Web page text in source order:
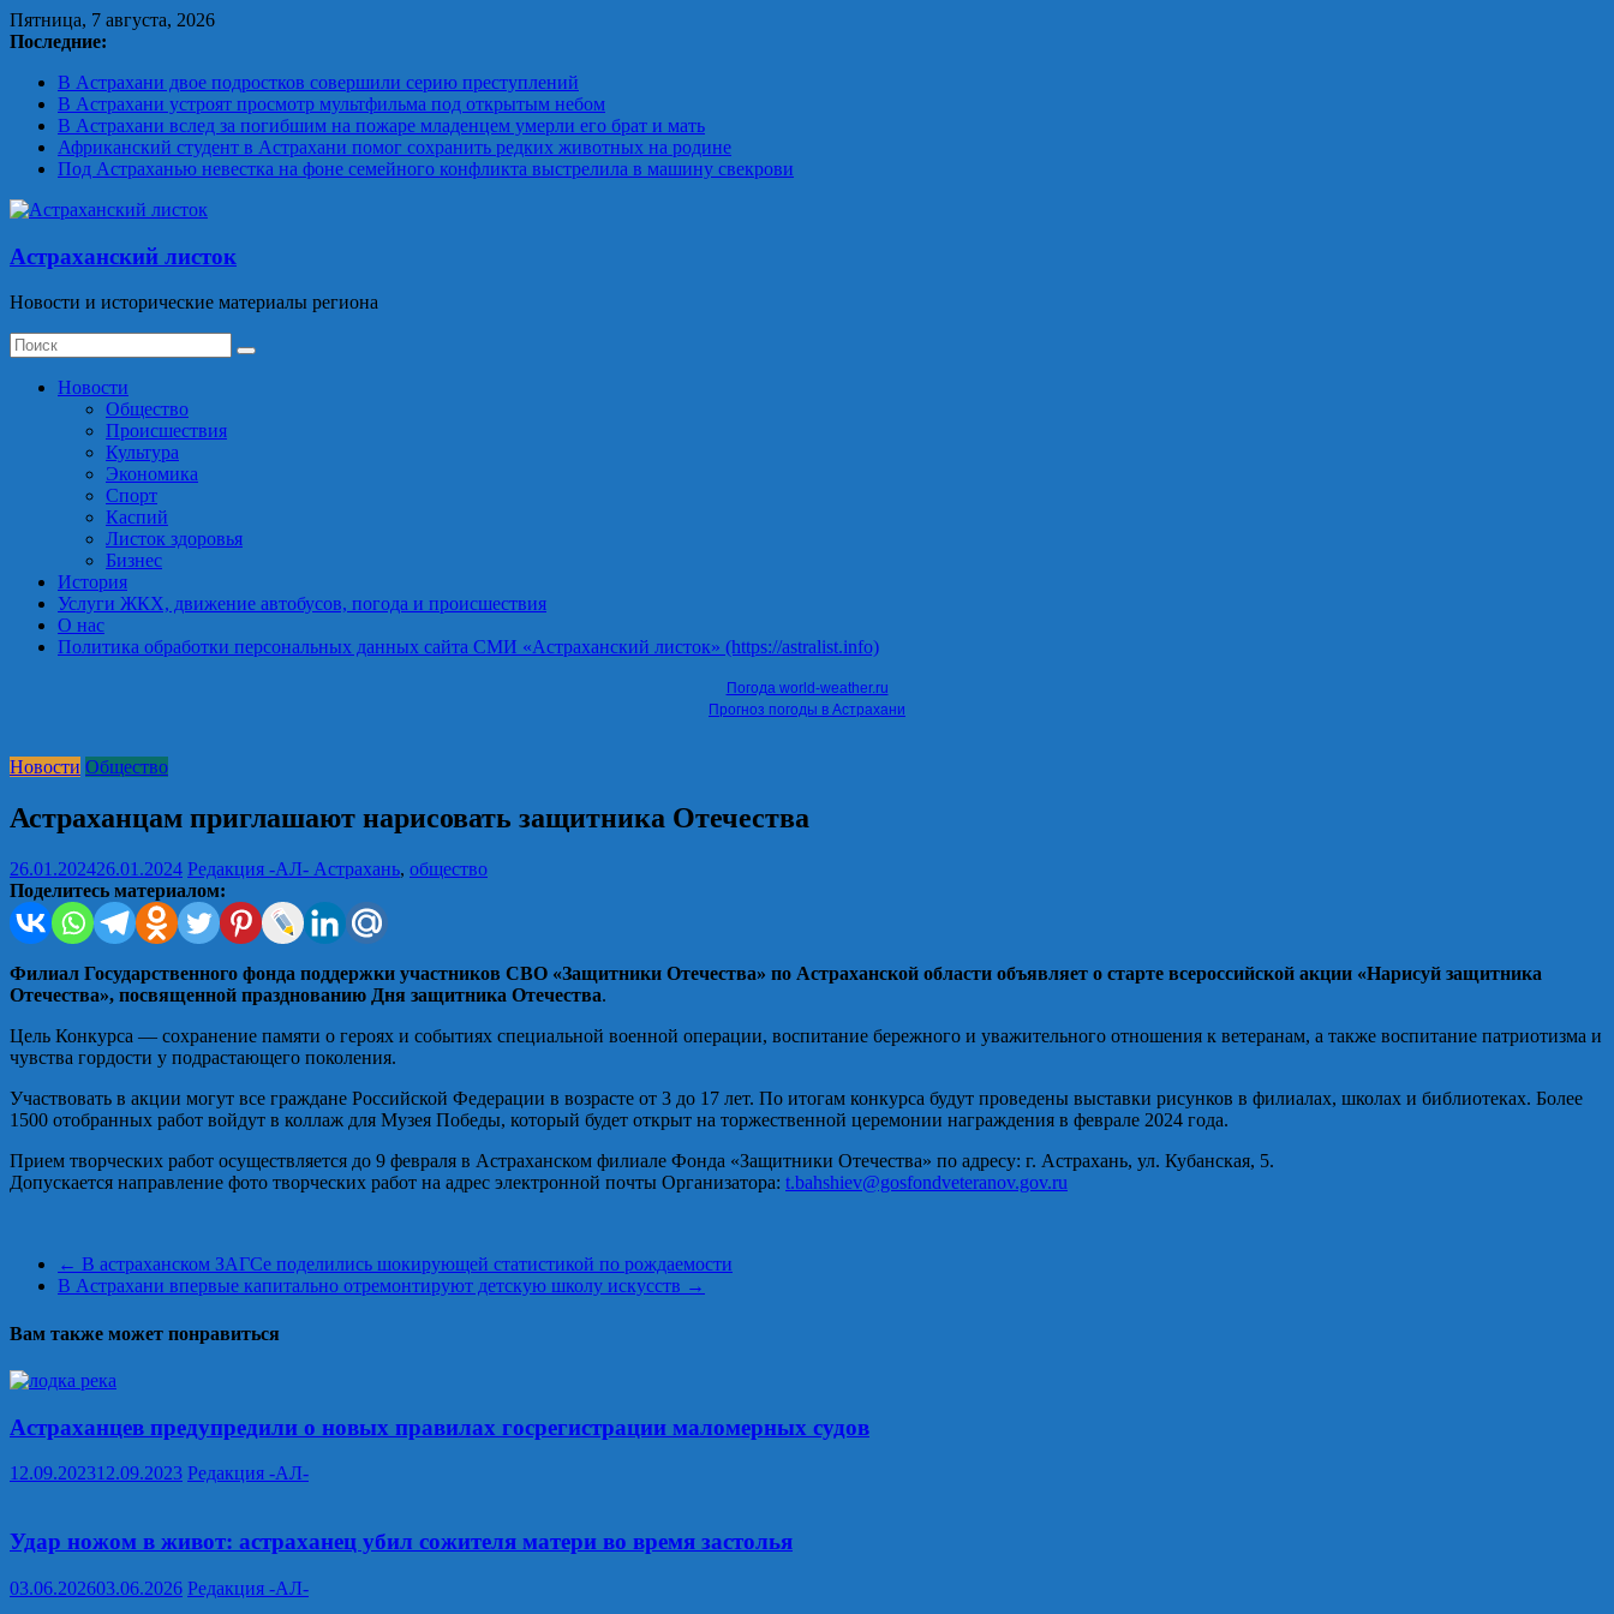
Skip
to
Пятница, 7 августа, 2026
Последние:
В Астрахани двое подростков совершили серию преступлений
В Астрахани устроят просмотр мультфильма под открытым небом
В Астрахани вслед за погибшим на пожаре младенцем умерли его брат и мать
Африканский студент в Астрахани помог сохранить редких животных на родине
Под Астраханью невестка на фоне семейного конфликта выстрелила в машину свекрови
Астраханский листок
Новости и исторические материалы региона
Новости
Общество
Происшествия
Культура
Экономика
Спорт
Каспий
Листок здоровья
Бизнес
История
Услуги ЖКХ, движение автобусов, погода и происшествия
О нас
Политика обработки персональных данных сайта СМИ «Астраханский листок» (https://astralist.info)
Погода world-weather.ru
Прогноз погоды в Астрахани
Новости Общество
Астраханцам приглашают нарисовать защитника Отечества
26.01.202426.01.2024 Редакция -АЛ- Астрахань, общество
Поделитесь материалом:
Филиал Государственного фонда поддержки участников СВО «Защитники Отечества» по Астраханской области объявляет о старте всероссийской акции «Нарисуй защитника
Отечества», посвященной празднованию Дня защитника Отечества.
Цель Конкурса — сохранение памяти о героях и событиях специальной военной операции, воспитание бережного и уважительного отношения к ветеранам, а также воспитание патриотизма и
чувства гордости у подрастающего поколения.
Участвовать в акции могут все граждане Российской Федерации в возрасте от 3 до 17 лет. По итогам конкурса будут проведены выставки рисунков в филиалах, школах и библиотеках. Более
1500 отобранных работ войдут в коллаж для Музея Победы, который будет открыт на торжественной церемонии награждения в феврале 2024 года.
Прием творческих работ осуществляется до 9 февраля в Астраханском филиале Фонда «Защитники Отечества» по адресу: г. Астрахань, ул. Кубанская, 5.
Допускается направление фото творческих работ на адрес электронной почты Организатора: t.bahshiev@gosfondveteranov.gov.ru
← В астраханском ЗАГСе поделились шокирующей статистикой по рождаемости
В Астрахани впервые капитально отремонтируют детскую школу искусств →
Вам также может понравиться
Астраханцев предупредили о новых правилах госрегистрации маломерных судов
12.09.202312.09.2023 Редакция -АЛ-
Удар ножом в живот: астраханец убил сожителя матери во время застолья
03.06.202603.06.2026 Редакция -АЛ-